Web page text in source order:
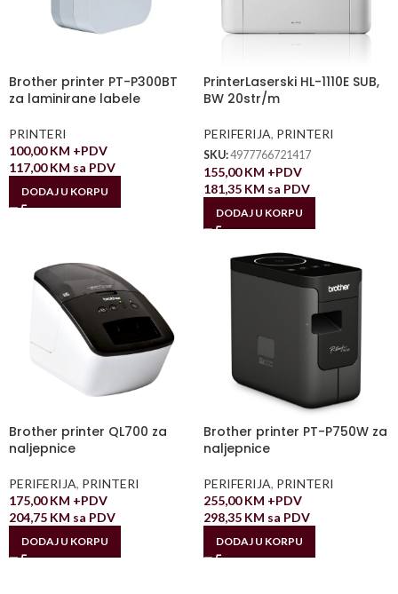
Brother printer PT-P300BT
za laminirane labele
PRINTERI
100,00KM +PDV
117,00KM sa PDV
DODAJ U KORPU
PrinterLaserski HL-1110E SUB,
BW 20str/m
PERIFERIJA, PRINTERI
SKU:4977766721417
155,00KM +PDV
181,35 KM sa PDV
DODAJ U KORPU
Brother printer QL700 za
naljepnice
PERIFERIJA, PRINTERI
175,00KM +PDV
204,75 KM sa PDV
DODAJ U KORPU
Brother printer PT-P750W za
naljepnice
PERIFERIJA, PRINTERI
255,00KM +PDV
298,35 KM sa PDV
DODAJ U KORPU